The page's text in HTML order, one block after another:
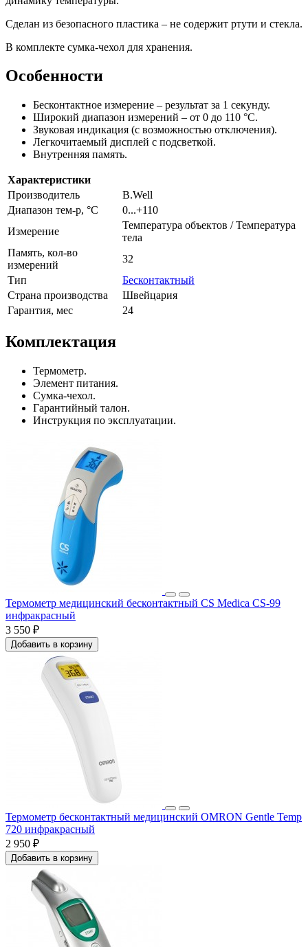
Сделан из безопасного пластика – не содержит ртути и стекла.
В комплекте сумка-чехол для хранения.
Особенности
Бесконтактное измерение – результат за 1 секунду.
Широкий диапазон измерений – от 0 до 110 °С.
Звуковая индикация (с возможностью отключения).
Легкочитаемый дисплей с подсветкой.
Внутренняя память.
Характеристики
Производитель
B.Well
Диапазон тем-р, °С
0...+110
Измерение
Температура объектов / Температура
тела
Память, кол-во
измерений
32
Тип
Бесконтактный
Страна производства
Швейцария
Гарантия, мес
24
Комплектация
Термометр.
Элемент питания.
Сумка-чехол.
Гарантийный талон.
Инструкция по эксплуатации.
Термометр медицинский бесконтактный CS Medica CS-99
инфракрасный
3 550 ₽
Добавить в корзину
Термометр бесконтактный медицинский OMRON Gentle Temp
720 инфракрасный
2 950 ₽
Добавить в корзину